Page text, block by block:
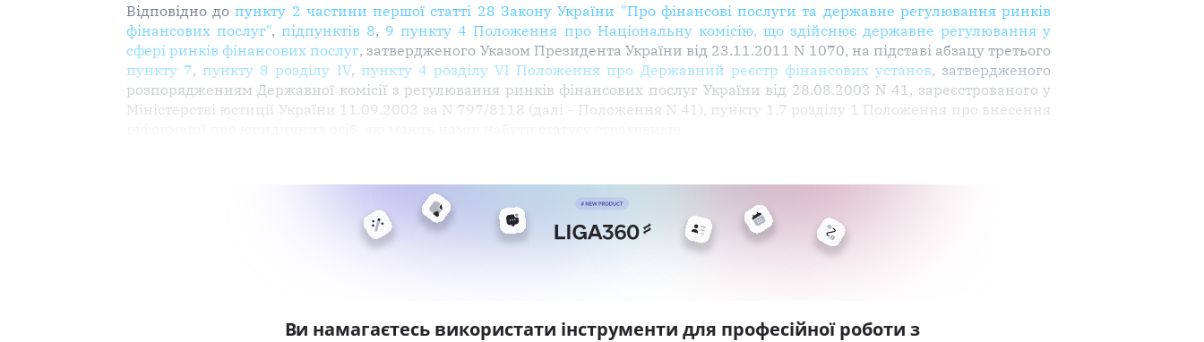
Відповідно допункту 2 частини першої статті 28 Закону України "Про фінансові послуги та державне регулювання ринків
фінансових послуг", підпунктів 8, 9 пункту 4 Положення про Національну комісію, що здійснює державне регулювання у
сфері ринків фінансових послуг, затвердженого Указом Президента України від 23.11.2011 N 1070, на підставі абзацу третього
пункту 7, пункту 8 розділу IV, пункту 4 розділу VI Положення про Державний реєстр фінансових установ, затвердженого
розпорядженням Державної комісії з регулювання ринків фінансових послуг України від 28.08.2003 N 41, зареєстрованого у
Міністерстві юстиції України 11.09.2003 за N 797/8118 (далі - Положення N 41), пункту 1.7 розділу 1 Положення про внесення
Ви намагаєтесь використати інструменти для професійної роботи з